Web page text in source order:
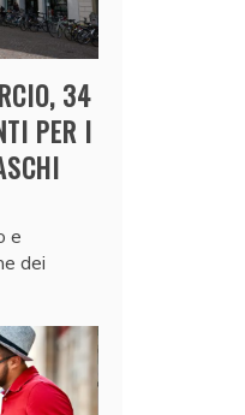
34
PER I
e
dei